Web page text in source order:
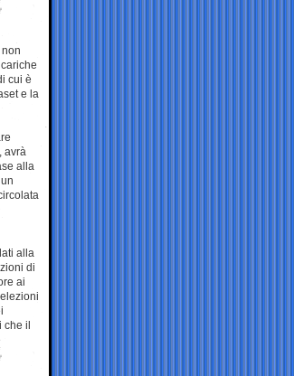
cui è
e la
avrà
alla
alla
di
ai
il